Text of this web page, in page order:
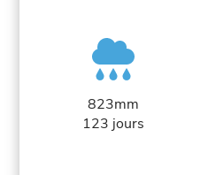
823mm
123 jours